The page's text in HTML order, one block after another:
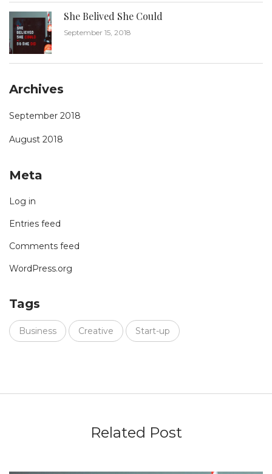
She Belived She Could
September 15, 2018
Archives
September 2018
August 2018
Meta
Log in
Entries feed
Comments feed
WordPress.org
Tags
Business Creative Start-up
Related Post